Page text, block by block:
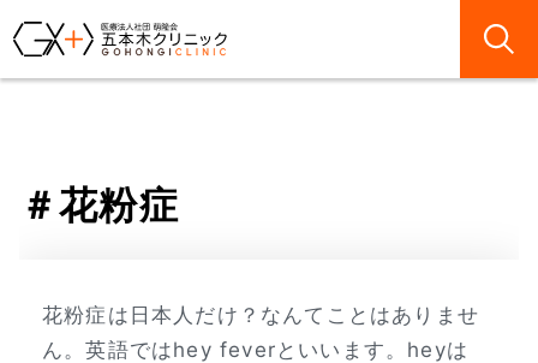
花粉症
花粉症は日本人だけ？なんてことはありませ
ん。英語ではhey feverといいます。heyは